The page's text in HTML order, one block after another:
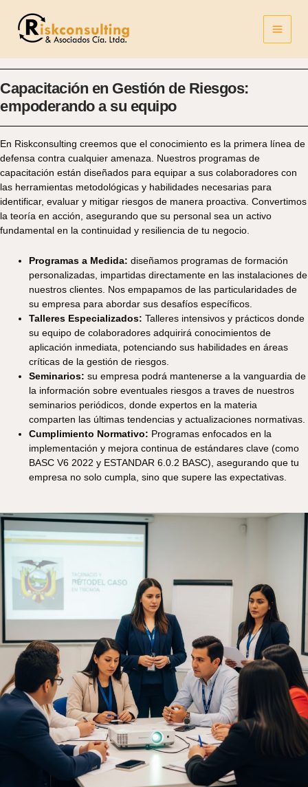
contenido
Capacitación en Gestión de Riesgos:
empoderando a su equipo
En Riskconsulting creemos que el conocimiento es la primera línea de
defensa contra cualquier amenaza. Nuestros programas de
capacitación están diseñados para equipar a sus colaboradores con
las herramientas metodológicas y habilidades necesarias para
identificar, evaluar y mitigar riesgos de manera proactiva. Convertimos
la teoría en acción, asegurando que su personal sea un activo
fundamental en la continuidad y resiliencia de tu negocio.
Programas a Medida: diseñamos programas de formación
personalizadas, impartidas directamente en las instalaciones de
nuestros clientes. Nos empapamos de las particularidades de
su empresa para abordar sus desafíos específicos.
Talleres Especializados: Talleres intensivos y prácticos donde
su equipo de colaboradores adquirirá conocimientos de
aplicación inmediata, potenciando sus habilidades en áreas
críticas de la gestión de riesgos.
Seminarios: su empresa podrá mantenerse a la vanguardia de
la información sobre eventuales riesgos a traves de nuestros
seminarios periódicos, donde expertos en la materia
comparten las últimas tendencias y actualizaciones normativas.
Cumplimiento Normativo: Programas enfocados en la
implementación y mejora continua de estándares clave (como
BASC V6 2022 y ESTANDAR 6.0.2 BASC), asegurando que tu
empresa no solo cumpla, sino que supere las expectativas.